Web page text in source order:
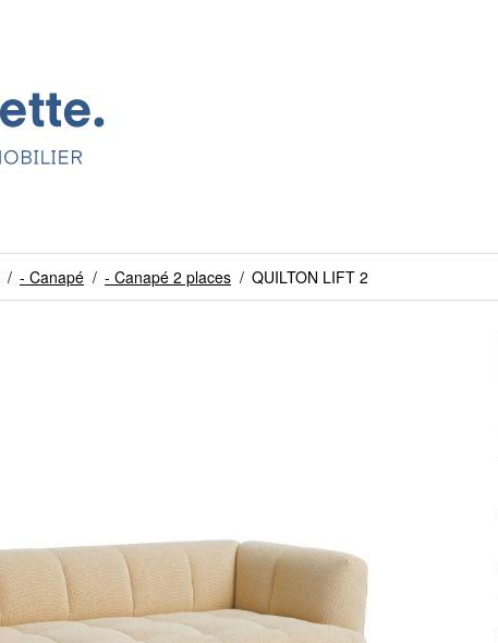
/ - Canapé / - Canapé 2 places / QUILTON LIFT 2